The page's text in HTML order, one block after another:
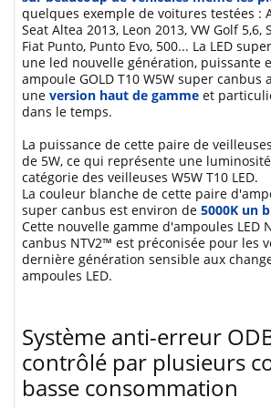
quelques exemple de voitures testées :
Seat Altea 2013, Leon 2013, VW Golf 5,6,
Fiat Punto, Punto Evo, 500... La LED
une led nouvelle génération, puissante
ampoule GOLD T10 W5W super canbus
une version haut de gamme et
dans le temps.
La puissance de cette paire de
de 5W, ce qui représente une
catégorie des veilleuses W5W T10 LED.
La couleur blanche de cette paire
super canbus est environ de 5000K un
Cette nouvelle gamme d'ampoules LED
canbus NTV2™ est préconisée pour les
dernière génération sensible aux
ampoules LED.
Système anti-erreur
contrôlé par plusieurs
basse consommation